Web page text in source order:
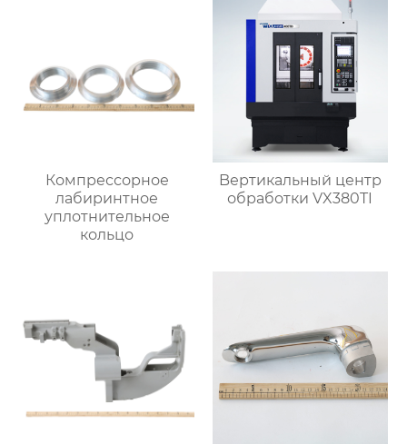
Компрессорное
лабиринтное
уплотнительное
кольцо
Bертикальный центр
обработки VX380TI